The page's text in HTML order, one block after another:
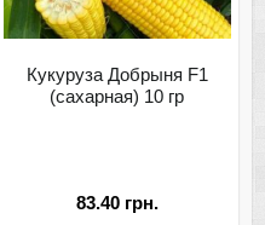
Кукуруза Добрыня F1
(сахарная) 10 гр
83.40 грн.